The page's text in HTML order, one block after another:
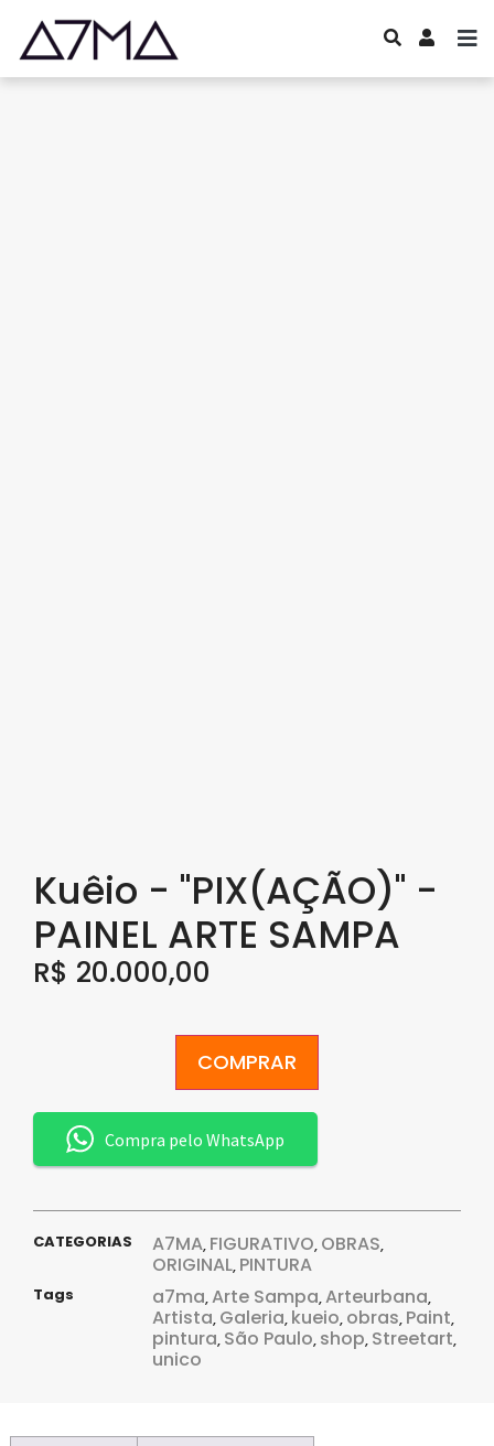
Kuêio - "PIX(AÇÃO)" -
PAINEL ARTE SAMPA
R$ 20.000,00
COMPRAR
Compra pelo WhatsApp
CATEGORIAS A7MA, FIGURATIVO, OBRAS,
ORIGINAL, PINTURA
Tags a7ma,Arte Sampa,Arteurbana,
Artista, Galeria, kueio, obras, Paint,
pintura, São Paulo, shop, Streetart,
unico